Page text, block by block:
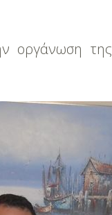
οργάνωση της